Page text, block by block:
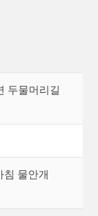
두물머리길
물안개